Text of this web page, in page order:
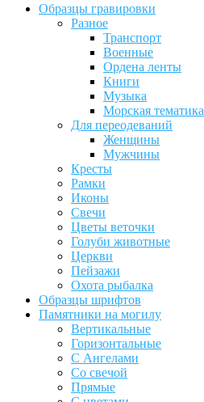
Образцы гравировки
Разное
Транспорт
Военные
Ордена ленты
Книги
Музыка
Морская тематика
Для переодеваний
Женщины
Мужчины
Кресты
Рамки
Иконы
Свечи
Цветы веточки
Голуби животные
Церкви
Пейзажи
Охота рыбалка
Образцы шрифтов
Памятники на могилу
Вертикальные
Горизонтальные
С Ангелами
Со свечой
Прямые